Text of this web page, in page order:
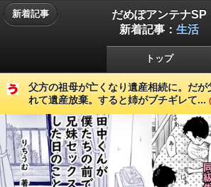
新着記事
だめぽアンテナSP
新着記事： 生活
トップ
父方の祖母が亡くなり遺産相続に。だが
れて遺産放棄。すると姉がブチギレて...